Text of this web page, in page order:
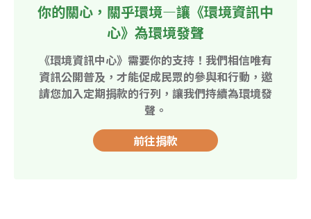
你的關心，關乎環境—讓《環境資訊中
心》為環境發聲
《環境資訊中心》需要你的支持！我們相信唯有
資訊公開普及，才能促成民眾的參與和行動，邀
請您加入定期捐款的行列，讓我們持續為環境發
聲。
前往捐款